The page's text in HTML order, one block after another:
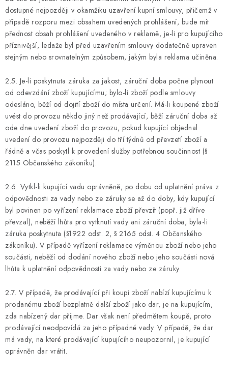
dostupné nejpozději v okamžiku uzavření kupní smlouvy, přičemž v
případě rozporu mezi obsahem uvedených prohlášení, bude mít
přednost obsah prohlášení uvedeného v reklamě, je-li pro kupujícího
příznivější, ledaže byl před uzavřením smlouvy dodatečně upraven
stejným nebo srovnatelným způsobem, jakým byla reklama učiněna.
2.5. Je-li poskytnuta záruka za jakost, záruční doba počne plynout
od odevzdání zboží kupujícímu; bylo-li zboží podle smlouvy
odesláno, běží od dojití zboží do místa určení. Má-li koupené zboží
uvést do provozu někdo jiný než prodávající, běží záruční doba až
ode dne uvedení zboží do provozu, pokud kupující objednal
uvedení do provozu nejpozději do tří týdnů od převzetí zboží a
řádně a včas poskytl k provedení služby potřebnou součinnost (§
2115 Občanského zákoníku).
2.6. Vytkl-li kupující vadu oprávněně, po dobu od uplatnění práva z
odpovědnosti za vady nebo ze záruky se až do doby, kdy kupující
byl povinen po vyřízení reklamace zboží převzít (popř. již dříve
převzal), neběží lhůta pro vytknutí vady ani záruční doba, byla-li
záruka poskytnuta (§1922 odst. 2, § 2165 odst. 4 Občanského
zákoníku). V případě vyřízení reklamace výměnou zboží nebo jeho
součásti, neběží od dodání nového zboží nebo jeho součásti nová
lhůta k uplatnění odpovědnosti za vady nebo ze záruky.
2.7. V případě, že prodávající při koupi zboží nabízí kupujícímu k
prodanému zboží bezplatně další zboží jako dar, je na kupujícím,
zda nabízený dar přijme. Dar však není předmětem koupě, proto
prodávající neodpovídá za jeho případné vady. V případě, že dar
má vady, na které prodávající kupujícího neupozornil, je kupující
oprávněn dar vrátit.